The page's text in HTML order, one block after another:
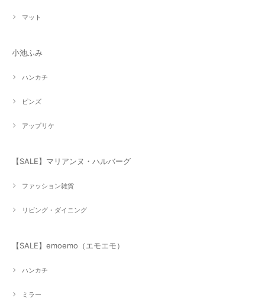
マット
小池ふみ
ハンカチ
ピンズ
アップリケ
【SALE】マリアンヌ・ハルバーグ
ファッション雑貨
リビング・ダイニング
【SALE】emoemo（エモエモ）
ハンカチ
ミラー